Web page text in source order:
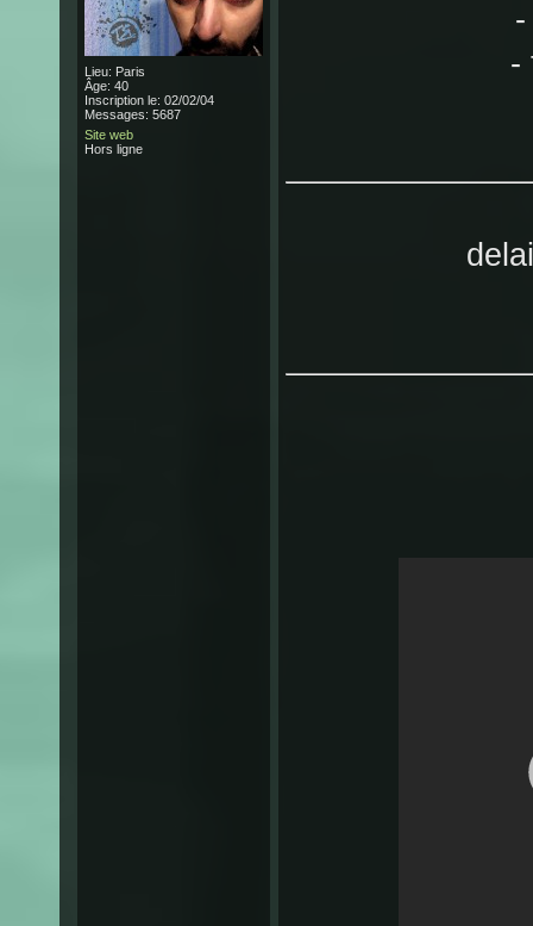
Lieu: Paris
Âge: 40
Inscription le: 02/02/04
Messages: 5687
Site web
Hors ligne
-